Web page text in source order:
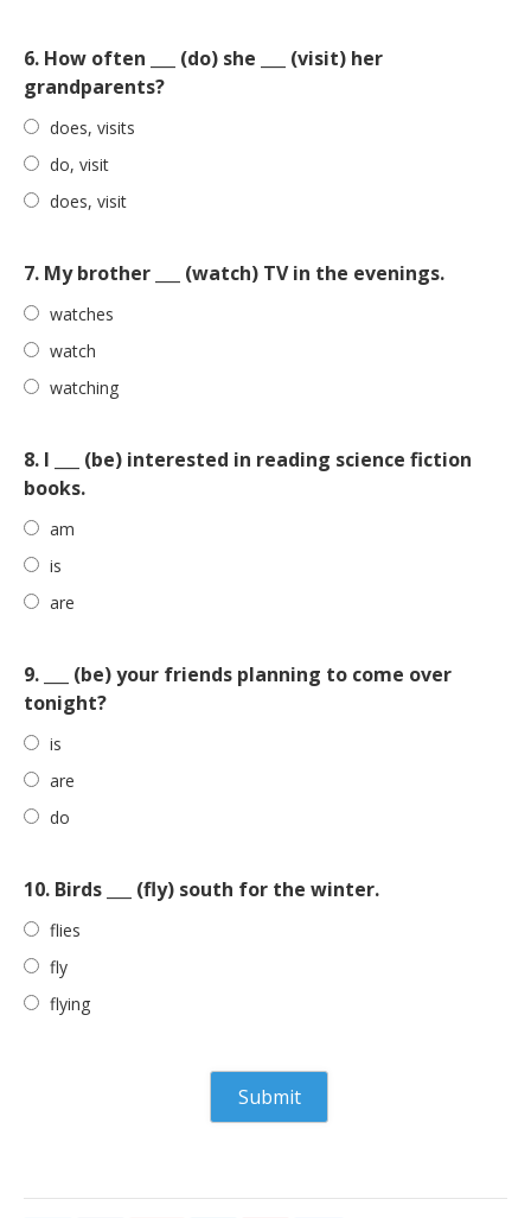
6. How often ___ (do) she ___ (visit) her
grandparents?
does, visits
do, visit
does, visit
7. My brother ___ (watch) TV in the evenings.
watches
watch
watching
8. I ___ (be) interested in reading science fiction
books.
am
is
are
9. ___ (be) your friends planning to come over
tonight?
is
are
do
10. Birds ___ (fly) south for the winter.
flies
fly
flying